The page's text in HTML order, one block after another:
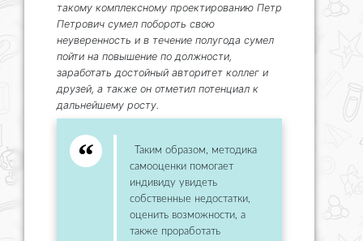
такому комплексному проектированию Петр
Петрович сумел побороть свою
неуверенность и в течение полугода сумел
пойти на повышение по должности,
заработать достойный авторитет коллег и
друзей, а также он отметил потенциал к
дальнейшему росту.
Таким образом, методика
самооценки помогает
индивиду увидеть
собственные недостатки,
оценить возможности, а
также проработать